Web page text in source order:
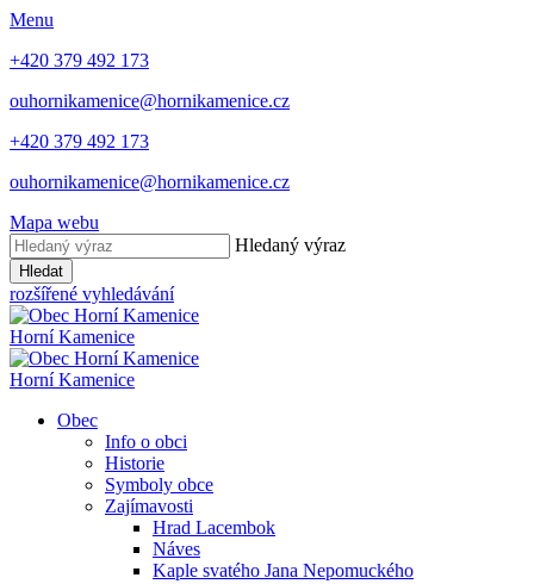
Menu
+420 379 492 173
ouhornikamenice@hornikamenice.cz
+420 379 492 173
ouhornikamenice@hornikamenice.cz
Mapa webu
Hledaný výraz
Hledat
rozšířené vyhledávání
Horní Kamenice
Horní Kamenice
Obec
Info o obci
Historie
Symboly obce
Zajímavosti
Hrad Lacembok
Náves
Kaple svatého Jana Nepomuckého